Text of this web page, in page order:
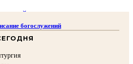
Воскресной школы
богослужений